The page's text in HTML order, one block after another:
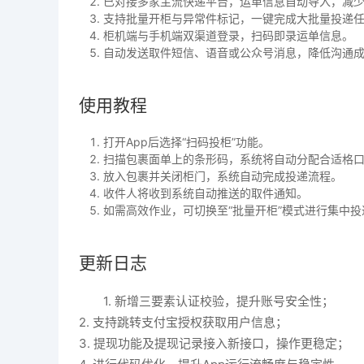
支持批量开柜与异常件标记，一键完成大批量投递任
柜机端与手机端双渠道登录，扫码即录运单信息。
自动发送取件短信、语音或公众号消息，降低沟通成
使用教程
打开App后选择“扫码投柜”功能。
扫描包裹面单上的条形码，系统将自动分配合适格口
放入包裹并关闭柜门，系统自动完成投递流程。
收件人将收到系统自动推送的取件通知。
如需高效作业，可切换至“批量开柜”模式进行集中投
更新日志
1. 新增三要素认证校验，提升账号安全性；
2. 支持跳转支付宝授权获取用户信息；
3. 提现功能及提现记录接入新接口，操作更稳定；